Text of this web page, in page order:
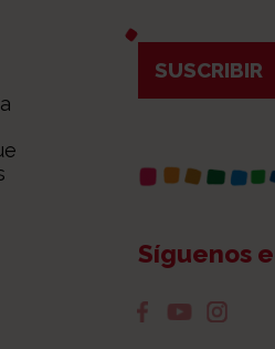
SUSCRIBIR
Síguenos